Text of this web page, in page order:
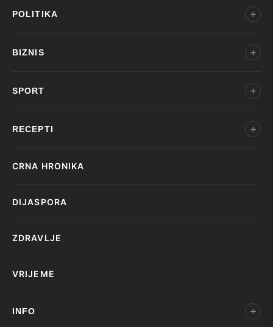
POLITIKA
BIZNIS
SPORT
RECEPTI
CRNA HRONIKA
DIJASPORA
ZDRAVLJE
VRIJEME
INFO